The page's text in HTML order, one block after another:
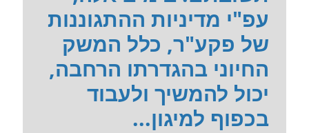
עפ"י מדיניות ההתגוננות
של פקע"ר, כלל המשק
החיוני בהגדרתו הרחבה,
יכול להמשיך ולעבוד
בכפוף למיגון...